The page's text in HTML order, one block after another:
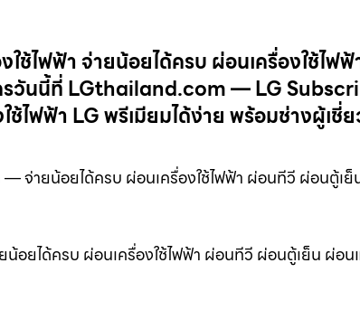
ใช้ไฟฟ้า จ่ายน้อยได้ครบ ผ่อนเครื่องใช้ไ
รวันนี้ที่ LGthailand.com — LG
ช้ไฟฟ้า LG พรีเมียมได้ง่าย พร้อมช่างผู้เ
— จ่ายน้อยได้ครบ ผ่อนเครื่องใช้ไฟฟ้า ผ่อนทีวี ผ่อนตู้เ
น้อยได้ครบ ผ่อนเครื่องใช้ไฟฟ้า ผ่อนทีวี ผ่อนตู้เย็น ผ่อ